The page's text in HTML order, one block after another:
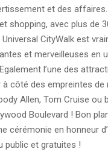
et des
shopping, avec plus de
CityWalk est
et merveilleuses en
Egalement l’une des
côté des empreintes
Allen, Tom Cruise ou
Boulevard ! Bon
cérémonie en honneur
public et gratuites !